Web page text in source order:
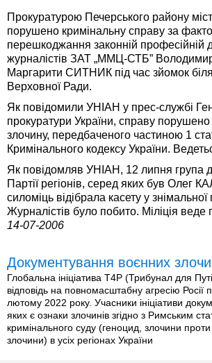
Прокуратурою Печерського району
порушено кримінальну справу за
перешкоджання законній професійній
журналістів ЗАТ „ММЦ-СТБ”
Маргарити СИТНИК під час зйомок
Верховної Ради.
Як повідомили УНІАН у прес-службі
прокуратури України, справу
злочину, передбаченого частиною 1
Кримінального кодексу України.
Як повідомляв УНІАН, 12 липня група
Партії регіонів, серед яких був Олег
силоміць відібрала касету у
Журналістів було побито. Міліція веде
14-07-2006
Документування воєнних
Глобальна ініціатива T4P (Трибунал для
відповідь на повномасштабну агресію Росії
лютому 2022 року. Учасники ініціативи
яких є ознаки злочинів згідно з Римським
кримінального суду (геноцид, злочини
злочини) в усіх регіонах України